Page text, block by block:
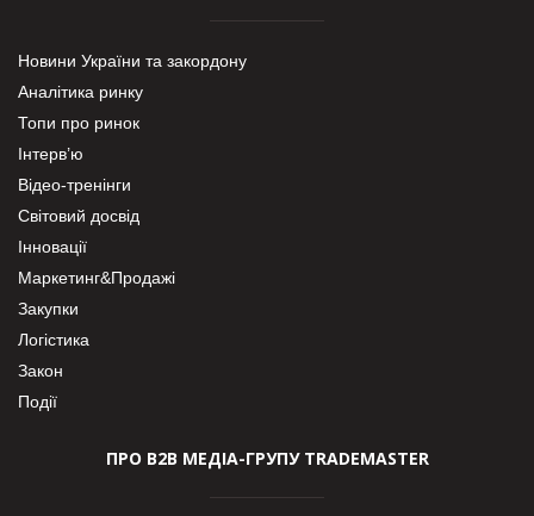
Новини України та закордону
Аналітика ринку
Топи про ринок
Інтерв’ю
Відео-тренінги
Світовий досвід
Інновації
Маркетинг&Продажі
Закупки
Логістика
Закон
Події
ПРО В2В МЕДІА-ГРУПУ TRADEMASTER